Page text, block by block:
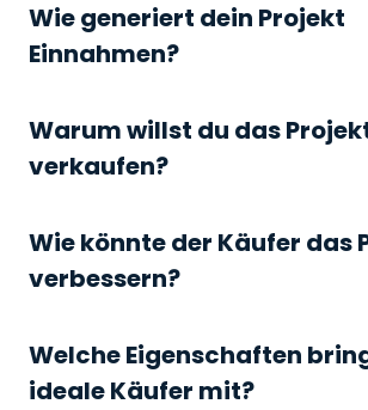
Wie generiert dein Projekt
Einnahmen?
Warum willst du das
verkaufen?
Wie könnte der Käufer das
verbessern?
Welche Eigenschaften
ideale Käufer mit?